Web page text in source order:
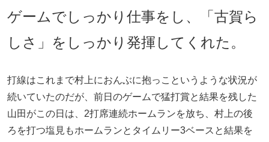
ゲームでしっかり仕事をし、「古賀ら
しさ」をしっかり発揮してくれた。
打線はこれまで村上におんぶに抱っこというような状況が
続いていたのだが、前日のゲームで猛打賞と結果を残した
山田がこの日は、2打席連続ホームランを放ち、村上の後
ろを打つ塩見もホームランとタイムリー3ベースと結果を